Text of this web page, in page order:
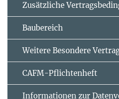
Zusätzliche
Baubereich
Weitere Besondere
CAFM-Pflichtenheft
Informationen zur